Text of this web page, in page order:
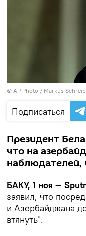
© AP Photo / Markus
Подписаться
Президент
что на
наблюдателей,
БАКУ, 1 ноя —
заявил, что
и Азербайджана
втянуть".